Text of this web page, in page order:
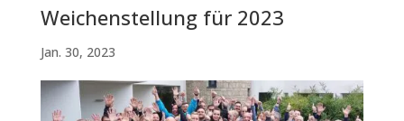
Weichenstellung für 2023
Jan. 30, 2023